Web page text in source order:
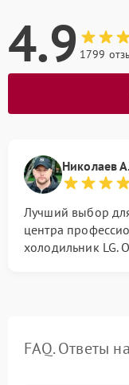
4.9 1799
Николаев
Лучший выбор
центра
холодильник LG.
FAQ. Ответы